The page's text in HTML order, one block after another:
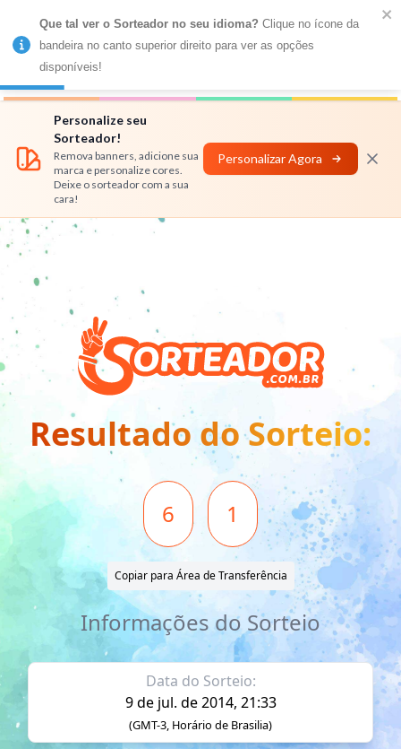
MENU
Números
Personalize seu
Sorteador!
Remova banners, adicione sua
marca e personalize cores.
Deixe o sorteador com a sua
cara!
Personalizar Agora
Resultado do Sorteio:
6 1
Copiar para Área de Transferência
Informações do Sorteio
Data do Sorteio:
9 de jul. de 2014, 21:33
(GMT-3, Horário de Brasilia)
Que tal ver o Sorteador no seu idioma? Clique no ícone da
bandeira no canto superior direito para ver as opções
disponíveis!